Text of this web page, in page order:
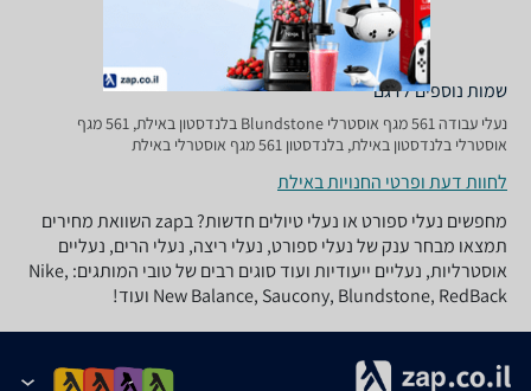
שמות נוספים לדגם
‏נעלי עבודה 561 מגף אוסטרלי Blundstone בלנדסטון באילת, 561 מגף
אוסטרלי בלנדסטון באילת, בלנדסטון 561 מגף אוסטרלי באילת
לחוות דעת ופרטי החנויות באילת
מחפשים נעלי ספורט או נעלי טיולים חדשות? בzap השוואת מחירים
תמצאו מבחר ענק של נעלי ספורט, נעלי ריצה, נעלי הרים, נעליים
אוסטרליות, נעליים ייעודיות ועוד סוגים רבים של טובי המותגים: Nike,
New Balance, Saucony, Blundstone, RedBack ועוד!